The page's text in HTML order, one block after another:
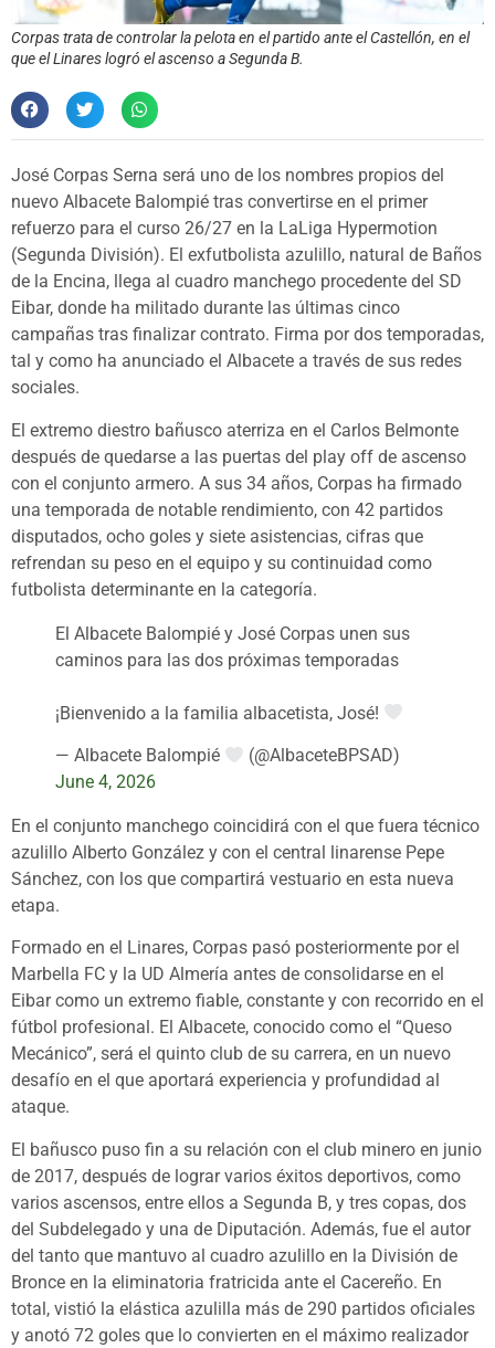
Corpas trata de controlar la pelota en el partido ante el Castellón, en el
que el Linares logró el ascenso a Segunda B.
José Corpas Serna será uno de los nombres propios del
nuevo Albacete Balompié tras convertirse en el primer
refuerzo para el curso 26/27 en la LaLiga Hypermotion
(Segunda División). El exfutbolista azulillo, natural de Baños
de la Encina, llega al cuadro manchego procedente del SD
Eibar, donde ha militado durante las últimas cinco
campañas tras finalizar contrato. Firma por dos temporadas,
tal y como ha anunciado el Albacete a través de sus redes
sociales.
El extremo diestro bañusco aterriza en el Carlos Belmonte
después de quedarse a las puertas del play off de ascenso
con el conjunto armero. A sus 34 años, Corpas ha firmado
una temporada de notable rendimiento, con 42 partidos
disputados, ocho goles y siete asistencias, cifras que
refrendan su peso en el equipo y su continuidad como
futbolista determinante en la categoría.
El Albacete Balompié y José Corpas unen sus
caminos para las dos próximas temporadas
¡Bienvenido a la familia albacetista, José!
— Albacete Balompié
(@AlbaceteBPSAD)
June 4, 2026
En el conjunto manchego coincidirá con el que fuera técnico
azulillo Alberto González y con el central linarense Pepe
Sánchez, con los que compartirá vestuario en esta nueva
etapa.
Formado en el Linares, Corpas pasó posteriormente por el
Marbella FC y la UD Almería antes de consolidarse en el
Eibar como un extremo fiable, constante y con recorrido en el
fútbol profesional. El Albacete, conocido como el “Queso
Mecánico”, será el quinto club de su carrera, en un nuevo
desafío en el que aportará experiencia y profundidad al
ataque.
El bañusco puso fin a su relación con el club minero en junio
de 2017, después de lograr varios éxitos deportivos, como
varios ascensos, entre ellos a Segunda B, y tres copas, dos
del Subdelegado y una de Diputación. Además, fue el autor
del tanto que mantuvo al cuadro azulillo en la División de
Bronce en la eliminatoria fratricida ante el Cacereño. En
total, vistió la elástica azulilla más de 290 partidos oficiales
y anotó 72 goles que lo convierten en el máximo realizador